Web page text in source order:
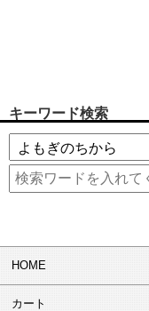
キーワード検索
HOME
カート